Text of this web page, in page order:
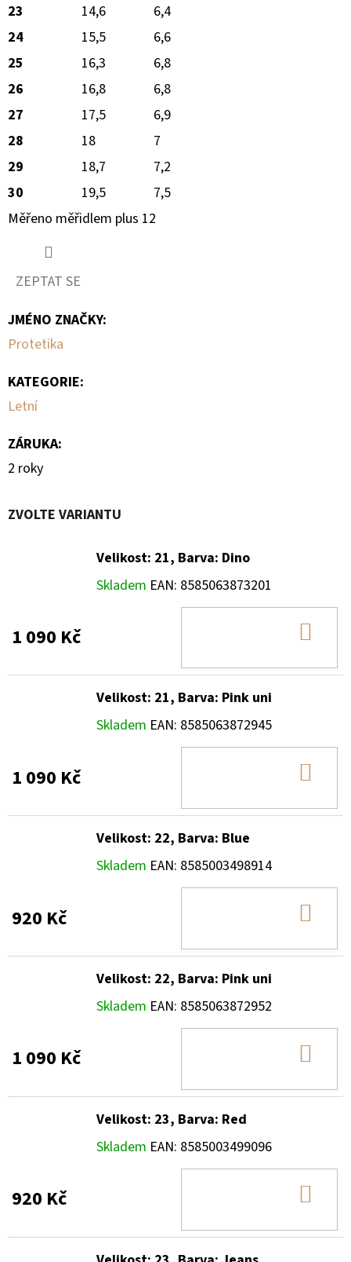
23
14,6
6,4
24
15,5
6,6
25
16,3
6,8
26
16,8
6,8
27
17,5
6,9
28
18
7
29
18,7
7,2
30
19,5
7,5
Měřeno měřidlem plus 12
ZEPTAT SE
JMÉNO ZNAČKY:
Protetika
KATEGORIE:
Letní
ZÁRUKA:
2 roky
ZVOLTE VARIANTU
Velikost: 21, Barva: Dino
Skladem EAN: 8585063873201
1 090 Kč
Velikost: 21, Barva: Pink uni
Skladem EAN: 8585063872945
1 090 Kč
Velikost: 22, Barva: Blue
Skladem EAN: 8585003498914
920 Kč
Velikost: 22, Barva: Pink uni
Skladem EAN: 8585063872952
1 090 Kč
Velikost: 23, Barva: Red
Skladem EAN: 8585003499096
920 Kč